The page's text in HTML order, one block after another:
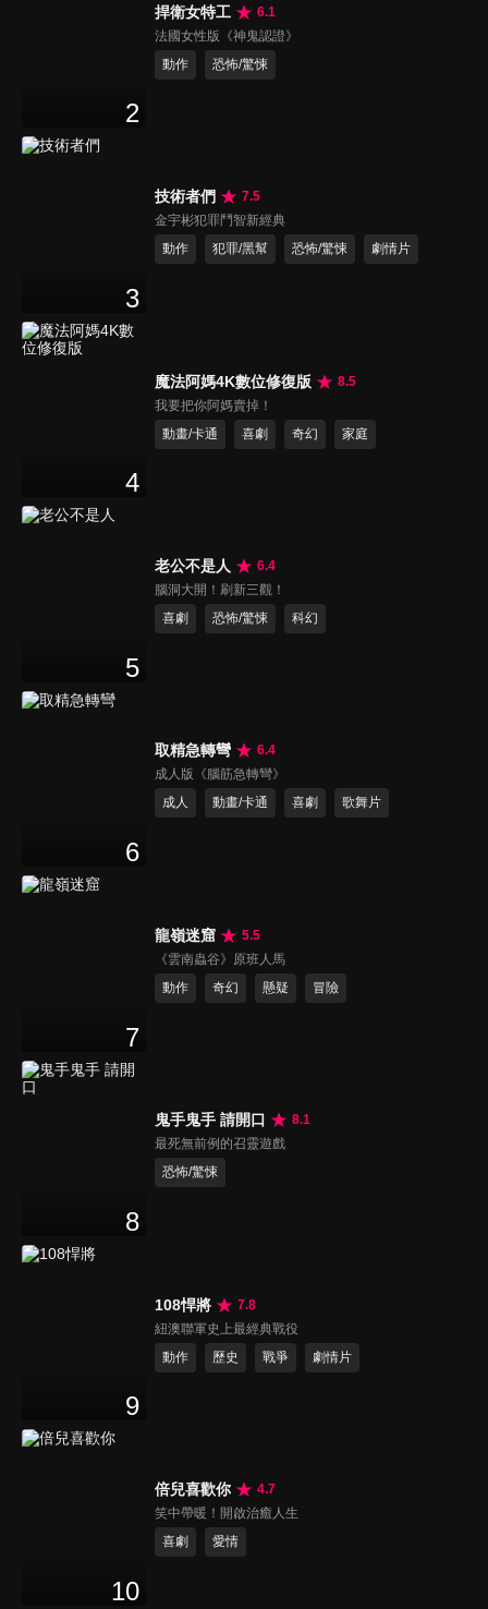
2
捍衛女特工
6.1
法國女性版《神鬼認證》
動作
恐怖/驚悚
3
技術者們
7.5
金宇彬犯罪鬥智新經典
動作
犯罪/黑幫 恐怖/驚悚 劇情片
4
魔法阿媽4K數位修復版
8.5
我要把你阿媽賣掉！
動畫/卡通
喜劇 奇幻 家庭
5
老公不是人
6.4
腦洞大開！刷新三觀！
喜劇
恐怖/驚悚 科幻
6
取精急轉彎
6.4
成人版《腦筋急轉彎》
成人
動畫/卡通 喜劇 歌舞片
7
龍嶺迷窟
5.5
《雲南蟲谷》原班人馬
動作
奇幻 懸疑 冒險
8
鬼手鬼手 請開口
8.1
最死無前例的召靈遊戲
恐怖/驚悚
9
108悍將
7.8
紐澳聯軍史上最經典戰役
動作
歷史 戰爭 劇情片
10
倍兒喜歡你
4.7
笑中帶暖！開啟治癒人生
喜劇
愛情